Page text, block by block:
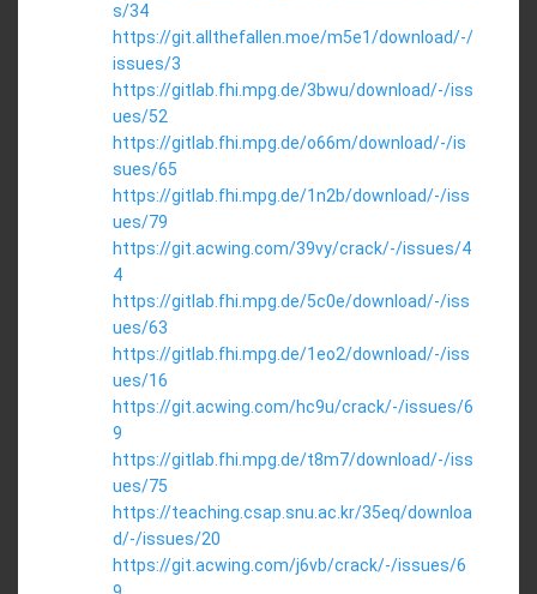
s/34
https://git.allthefallen.moe/m5e1/download/-/
issues/3
https://gitlab.fhi.mpg.de/3bwu/download/-/iss
ues/52
https://gitlab.fhi.mpg.de/o66m/download/-/is
sues/65
https://gitlab.fhi.mpg.de/1n2b/download/-/iss
ues/79
https://git.acwing.com/39vy/crack/-/issues/4
4
https://gitlab.fhi.mpg.de/5c0e/download/-/iss
ues/63
https://gitlab.fhi.mpg.de/1eo2/download/-/iss
ues/16
https://git.acwing.com/hc9u/crack/-/issues/6
9
https://gitlab.fhi.mpg.de/t8m7/download/-/iss
ues/75
https://teaching.csap.snu.ac.kr/35eq/downloa
d/-/issues/20
https://git.acwing.com/j6vb/crack/-/issues/6